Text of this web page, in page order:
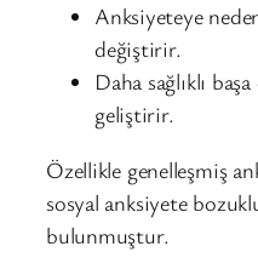
Anksiyeteye
değiştirir.
Daha sağlıklı
geliştirir.
Özellikle genelleşmiş
sosyal anksiyete
bulunmuştur.